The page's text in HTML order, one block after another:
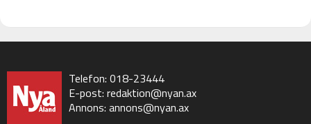
Telefon: 018-23444
E-post: redaktion@nyan.ax
Annons: annons@nyan.ax